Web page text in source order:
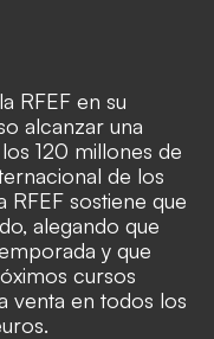
RFEF en su
alcanzar una
120 millones de
de los
RFEF sostiene que
alegando que
y que
cursos
venta en todos los